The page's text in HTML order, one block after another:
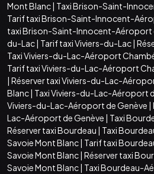
Mont Blanc| Taxi Brison-Saint-
Tarif taxi Brison-Saint-Innocent-
taxi Brison-Saint-Innocent-Aéroport
du-Lac| Tarif taxi Viviers-du-Lac|
Taxi Viviers-du-Lac-Aéroport
Tarif taxi Viviers-du-Lac-Aéroport
| Réserver taxi Viviers-du-Lac-
Blanc| Taxi Viviers-du-Lac-Aéroport
Viviers-du-Lac-Aéroport de Genève |
Lac-Aéroport de Genève | Taxi
Réserver taxi Bourdeau | Taxi
Savoie Mont Blanc| Tarif taxi
Savoie Mont Blanc| Réserver taxi
Savoie Mont Blanc| Taxi Bourdeau-